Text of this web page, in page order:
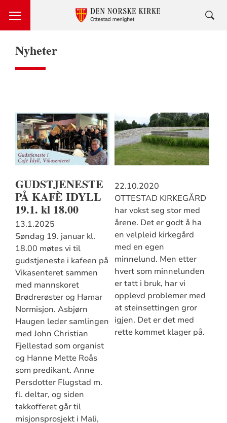
Nyheter
GUDSTJENESTE
PÅ KAFÈ IDYLL
19.1. kl 18.00
13.1.2025
Søndag 19. januar kl.
18.00 møtes vi til
gudstjeneste i kafeen på
Vikasenteret sammen
med mannskoret
Brødrerøster og Hamar
Normisjon. Asbjørn
Haugen leder samlingen
med John Christian
Fjellestad som organist
og Hanne Mette Roås
som predikant. Anne
Persdotter Flugstad m.
fl. deltar, og siden
takkofferet går til
misjonsprosjekt i Mali,
22.10.2020
OTTESTAD KIRKEGÅRD
har vokst seg stor med
årene. Det er godt å ha
en velpleid kirkegård
med en egen
minnelund. Men etter
hvert som minnelunden
er tatt i bruk, har vi
opplevd problemer med
at steinsettingen gror
igjen. Det er det med
rette kommet klager på.